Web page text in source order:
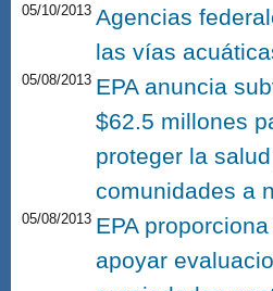
05/10/2013 Agencias
las vías
05/08/2013 EPA anuncia
$62.5 millones
proteger la
comunidades a
05/08/2013 EPA
apoyar